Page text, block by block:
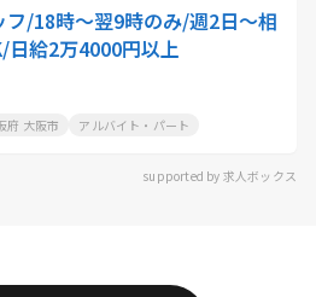
/18時～翌9時のみ/週2日～相
給2万4000円以上
府 大阪市 アルバイト・パート
supported by 求人ボックス